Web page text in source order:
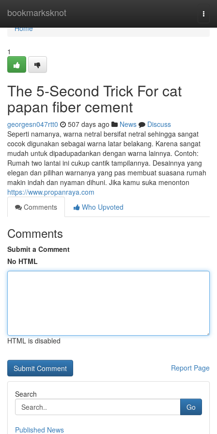
bookmarksknot
Home
Home
1
The 5-Second Trick For cat
papan fiber cement
georgesn047rtt0 507 days ago News
Discuss
Seperti namanya, warna netral bersifat netral sehingga sangat
cocok digunakan sebagai warna latar belakang. Karena sangat
mudah untuk dipadupadankan dengan warna lainnya. Contoh:
Rumah two lantai ini cukup cantik tampilannya. Desainnya yang
elegan dan pilihan warnanya yang pas membuat suasana rumah
makin indah dan nyaman dihuni. Jika kamu suka menonton
https://www.propanraya.com
Comments
Who Upvoted
Comments
Submit a Comment
No HTML
HTML is disabled
Report Page
Search
Go
Published News